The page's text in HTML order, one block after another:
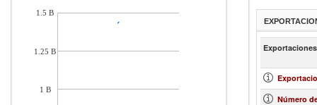
1.5 B
1.25 B
1 B
Exportaciones
Número